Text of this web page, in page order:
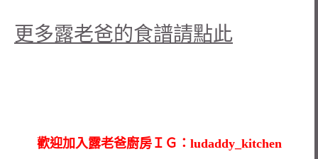
更多露老爸的食譜請點此
歡迎加入露老爸廚房ＩＧ：ludaddy_kitchen